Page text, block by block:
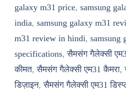
galaxy m31 price, samsung
india, samsung galaxy m31
m31 review in hindi, samsung
specifications,सैमसंग गैलेक्सी
कीमत,सैमसंग गैलेक्सी एम31 कैमरा,
डिज़ाइन,सैमसंग गैलेक्सी एम31